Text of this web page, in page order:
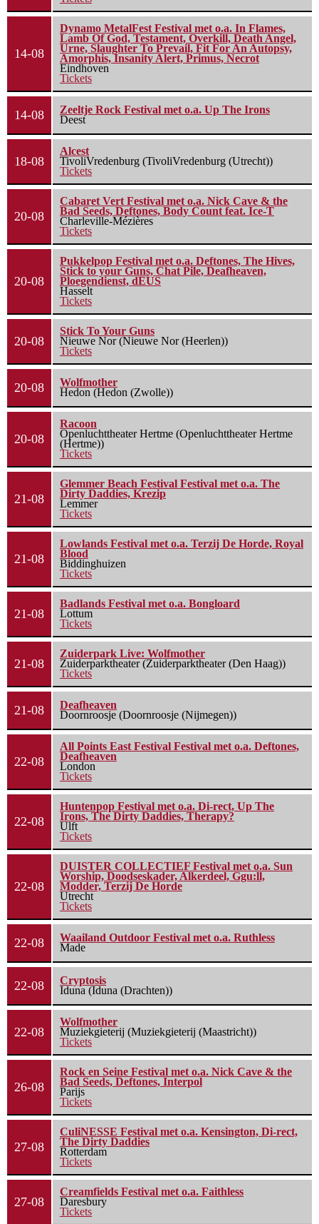
14-08
Dynamo MetalFest Festival met o.a. In Flames,
Lamb Of God, Testament, Overkill, Death Angel,
Urne, Slaughter To Prevail, Fit For An Autopsy,
Amorphis, Insanity Alert, Primus, Necrot
Eindhoven
Tickets
14-08
Zeeltje Rock Festival met o.a. Up The Irons
Deest
18-08
Alcest
TivoliVredenburg (TivoliVredenburg (Utrecht))
Tickets
20-08
Cabaret Vert Festival met o.a. Nick Cave & the
Bad Seeds, Deftones, Body Count feat. Ice-T
Charleville-Mézières
Tickets
20-08
Pukkelpop Festival met o.a. Deftones, The Hives,
Stick to your Guns, Chat Pile, Deafheaven,
Ploegendienst, dEUS
Hasselt
Tickets
20-08
Stick To Your Guns
Nieuwe Nor (Nieuwe Nor (Heerlen))
Tickets
20-08
Wolfmother
Hedon (Hedon (Zwolle))
20-08
Racoon
Openluchttheater Hertme (Openluchttheater Hertme
(Hertme))
Tickets
21-08
Glemmer Beach Festival Festival met o.a. The
Dirty Daddies, Krezip
Lemmer
Tickets
21-08
Lowlands Festival met o.a. Terzij De Horde, Royal
Blood
Biddinghuizen
Tickets
21-08
Badlands Festival met o.a. Bongloard
Lottum
Tickets
21-08
Zuiderpark Live: Wolfmother
Zuiderparktheater (Zuiderparktheater (Den Haag))
Tickets
21-08
Deafheaven
Doornroosje (Doornroosje (Nijmegen))
22-08
All Points East Festival Festival met o.a. Deftones,
Deafheaven
London
Tickets
22-08
Huntenpop Festival met o.a. Di-rect, Up The
Irons, The Dirty Daddies, Therapy?
Ulft
Tickets
22-08
DUISTER COLLECTIEF Festival met o.a. Sun
Worship, Doodseskader, Alkerdeel, Ggu:ll,
Modder, Terzij De Horde
Utrecht
Tickets
22-08
Waailand Outdoor Festival met o.a. Ruthless
Made
22-08
Cryptosis
Iduna (Iduna (Drachten))
22-08
Wolfmother
Muziekgieterij (Muziekgieterij (Maastricht))
Tickets
26-08
Rock en Seine Festival met o.a. Nick Cave & the
Bad Seeds, Deftones, Interpol
Parijs
Tickets
27-08
CuliNESSE Festival met o.a. Kensington, Di-rect,
The Dirty Daddies
Rotterdam
Tickets
27-08
Creamfields Festival met o.a. Faithless
Daresbury
Tickets